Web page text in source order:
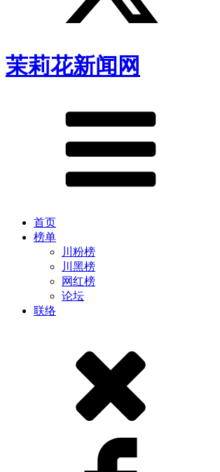
茉莉花新闻网
首页
榜单
川粉榜
川黑榜
网红榜
论坛
联络